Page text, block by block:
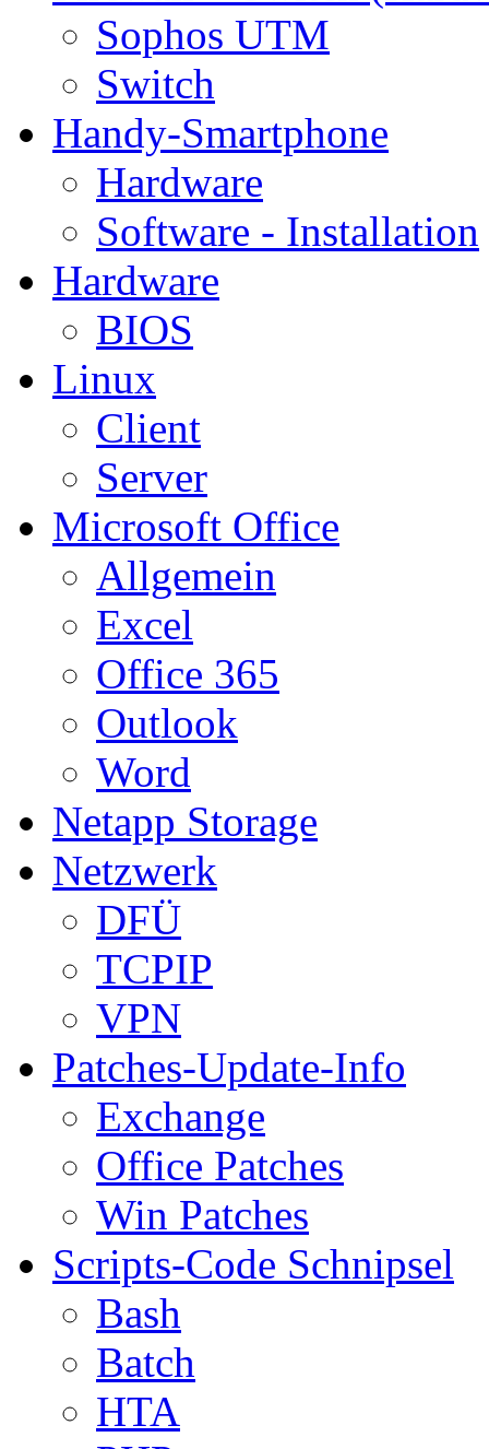
Sophos UTM
Switch
Handy-Smartphone
Hardware
Software - Installation
Hardware
BIOS
Linux
Client
Server
Microsoft Office
Allgemein
Excel
Office 365
Outlook
Word
Netapp Storage
Netzwerk
DFÜ
TCPIP
VPN
Patches-Update-Info
Exchange
Office Patches
Win Patches
Scripts-Code Schnipsel
Bash
Batch
HTA